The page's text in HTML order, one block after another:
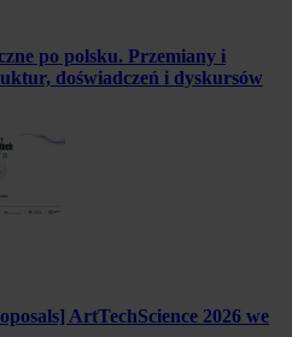
po polsku. Przemiany i
doświadczeń i dyskursów
ArtTechScience 2026 we